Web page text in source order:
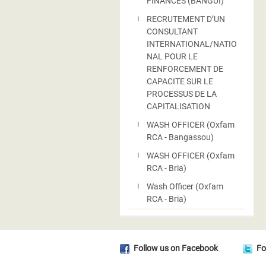
RECRUTEMENT D’UN
CONSULTANT
INTERNATIONAL/NATIO
NAL POUR LE
RENFORCEMENT DE
CAPACITE SUR LE
PROCESSUS DE LA
CAPITALISATION
WASH OFFICER (Oxfam
RCA - Bangassou)
WASH OFFICER (Oxfam
RCA - Bria)
Wash Officer (Oxfam
RCA - Bria)
Follow us on Facebook